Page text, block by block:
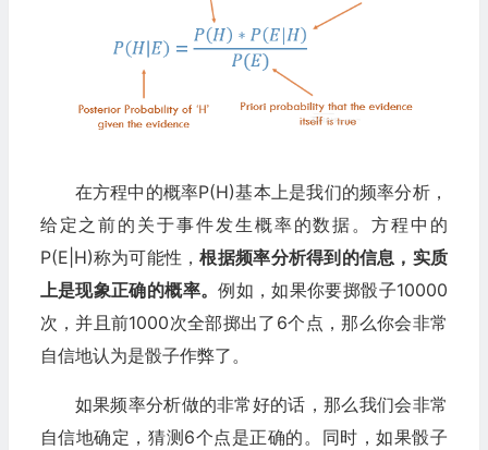
在方程中的概率P(H)基本上是我们的频率分析，
给定之前的关于事件发生概率的数据。方程中的
P(E|H)称为可能性，根据频率分析得到的信息，实质
上是现象正确的概率。例如，如果你要掷骰子10000
次，并且前1000次全部掷出了6个点，那么你会非常
自信地认为是骰子作弊了。
如果频率分析做的非常好的话，那么我们会非常
自信地确定，猜测6个点是正确的。同时，如果骰子